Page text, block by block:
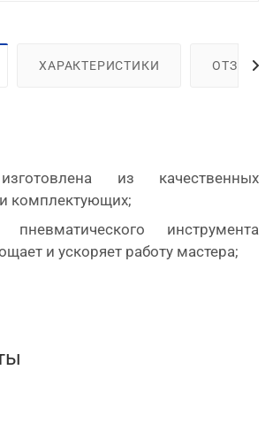
ХАРАКТЕРИСТИКИ ОТЗЫВЫ
из качественных
комплектующих;
пневматического инструмента
и ускоряет работу мастера;
двумя удлинителями и
кейс служит для хранения и